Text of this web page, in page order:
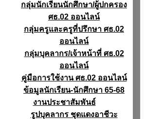
กลุ่มนักเรียนนักศึกษา/ผู้ปกครอง
ศธ.02 ออนไลน์
กลุ่มครูและครูที่ปรึกษา ศธ.02
ออนไลน์
กลุ่มบุคลากร/เจ้าหน้าที่ ศธ.02
ออนไลน์
คู่มือการใช้งาน ศธ.02 ออนไลน์
ข้อมูลนักเรียน-นักศึกษา 65-68
งานประชาสัมพันธ์
รูปบุคลากร ชุดแดงอาชีวะ